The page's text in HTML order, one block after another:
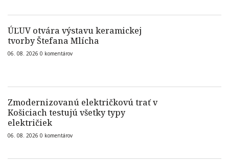
ÚĽUV otvára výstavu keramickej
tvorby Štefana Mlícha
06. 08. 2026 0 komentárov
Zmodernizovanú električkovú trať v
Košiciach testujú všetky typy
električiek
06. 08. 2026 0 komentárov